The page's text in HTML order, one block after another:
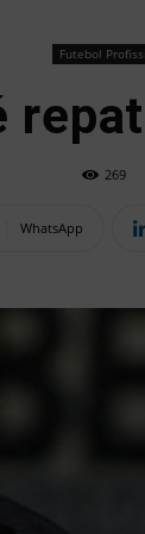
Futebol
269
WhatsApp